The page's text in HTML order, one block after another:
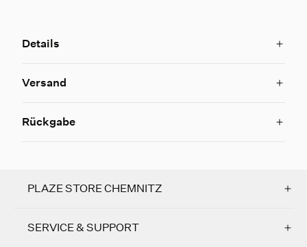
Details
Versand
Rückgabe
PLAZE STORE CHEMNITZ
SERVICE & SUPPORT